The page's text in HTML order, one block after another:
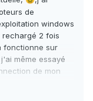
de
windows
rechargé 2 fois
fonctionne sur
même essayé
de mon
quand même